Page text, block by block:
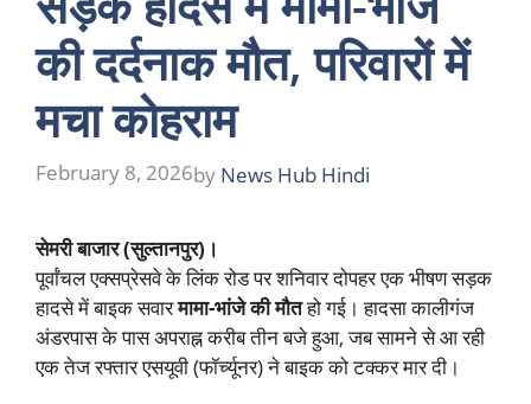
की दर्दनाक मौत, परिवारों में
मचा कोहराम
February 8, 2026by News Hub Hindi
सेमरी बाजार (सुल्तानपुर)।
पूर्वांचल एक्सप्रेसवे के लिंक रोड पर शनिवार दोपहर एक भीषण सड़क
हादसे में बाइक सवारमामा-भांजे की मौतहो गई। हादसा कालीगंज
अंडरपास के पास अपराह्न करीब तीन बजे हुआ, जब सामने से आ रही
एक तेज रफ्तार एसयूवी (फॉर्च्यूनर) ने बाइक को टक्कर मार दी।